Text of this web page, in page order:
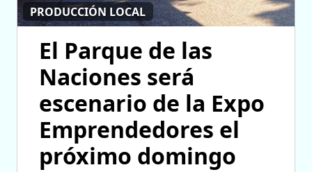
PRODUCCIÓN LOCAL
El Parque de las
Naciones será
escenario de la Expo
Emprendedores el
próximo domingo